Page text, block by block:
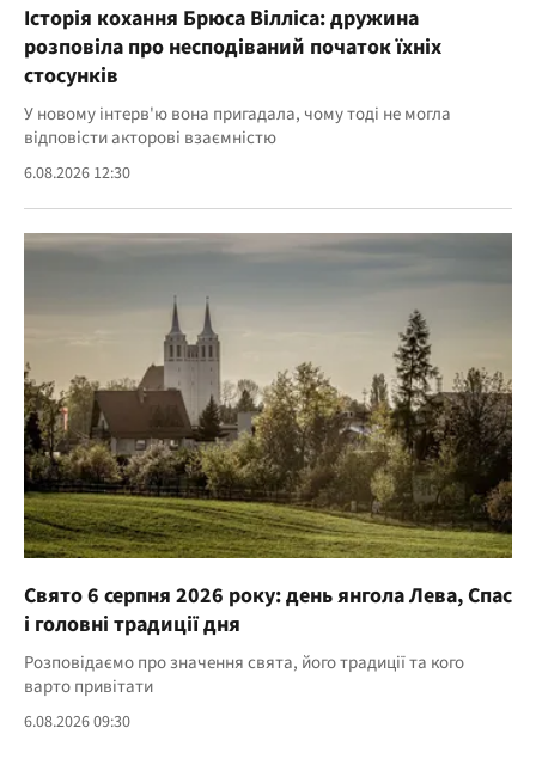
Історія кохання Брюса Вілліса: дружина
розповіла про несподіваний початок їхніх
стосунків
У новому інтерв'ю вона пригадала, чому тоді не могла
відповісти акторові взаємністю
6.08.2026 12:30
Свято 6 серпня 2026 року: день янгола Лева, Спас
і головні традиції дня
Розповідаємо про значення свята, його традиції та кого
варто привітати
6.08.2026 09:30